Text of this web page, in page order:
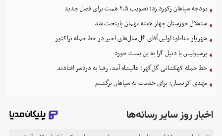
بودجه سپاهان رکورد زد؛ تصویب ۲.۵ همت برای فصل جدید
ستقلال خوزستان چهار هفته مهمان پایتخت شد
شهریار مغانلو؛ اولین آقای گل سال‌های اخیر در خط حمله تراکتور
پرسپولیس با دنیل گرا به بن بست خورد
خط حمله کهکشانی گل‌گهر؛ عالیشاه آمد، رقبا به دردسر افتادند
مهدی کریمیان: برای خدمت به سپاهان برگشتم